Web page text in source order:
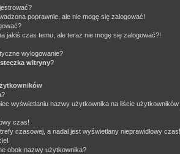
poprawnie, ale nie mogę się zalogować!
jakiś czas temu, ale teraz nie mogę się zalogować?!
wylogowanie?
witryny?
wyświetlaniu nazwy użytkownika na liście
czas!
czasowej, a nadal jest wyświetlany nieprawidłowy czas!
obok nazwy użytkownika?